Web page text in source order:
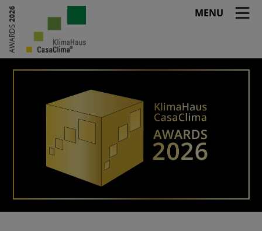
AWARDS
2026 MENU